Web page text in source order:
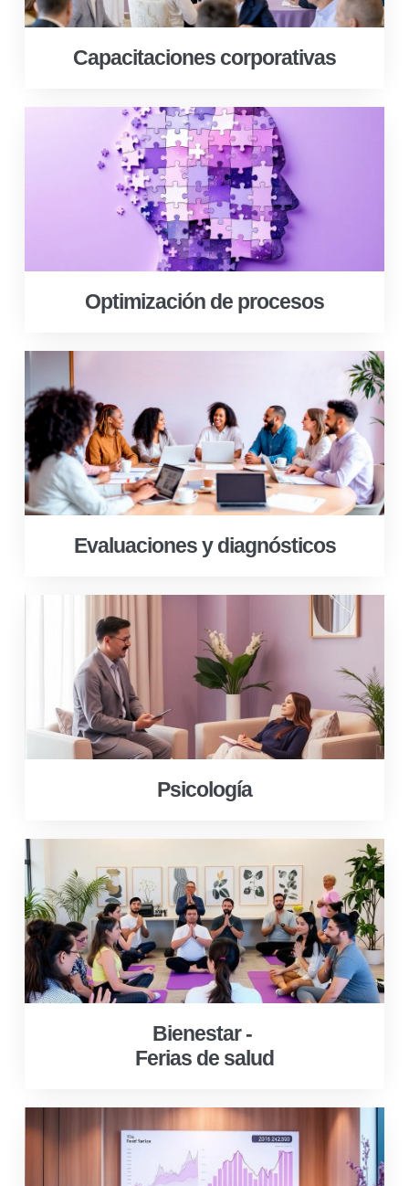
Capacitaciones corporativas
Optimización de procesos
Evaluaciones y diagnósticos
Psicología
Bienestar -
Ferias de salud